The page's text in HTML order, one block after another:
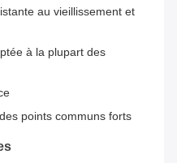
au vieillissement et
à la plupart des
points communs forts